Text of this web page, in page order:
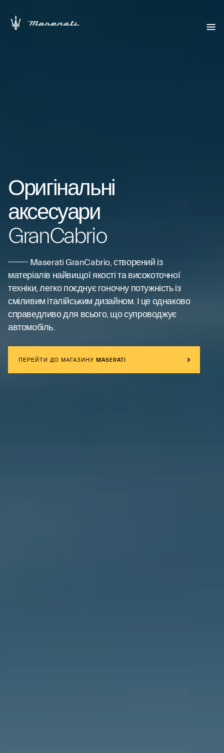
Оригінальні
аксесуари
GranCabrio
Maserati GranCabrio, створений із
матеріалів найвищої якості та високоточної
техніки, легко поєднує гоночну потужність із
сміливим італійським дизайном. І це однаково
справедливо для всього, що супроводжує
автомобіль.
ПЕРЕЙТИ ДО МАГАЗИНУ MASERATI